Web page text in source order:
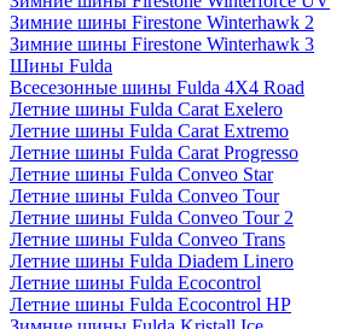
Зимние шины Firestone Winterhawk 2
Зимние шины Firestone Winterhawk 3
Шины Fulda
Всесезонные шины Fulda 4X4 Road
Летние шины Fulda Carat Exelero
Летние шины Fulda Carat Extremo
Летние шины Fulda Carat Progresso
Летние шины Fulda Conveo Star
Летние шины Fulda Conveo Tour
Летние шины Fulda Conveo Tour 2
Летние шины Fulda Conveo Trans
Летние шины Fulda Diadem Linero
Летние шины Fulda Ecocontrol
Летние шины Fulda Ecocontrol HP